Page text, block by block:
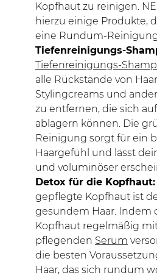
Kopfhaut zu reinigen.
hierzu einige Produkte,
eine Rundum-
Tiefenreinigungs-
Tiefenreinigungs-
alle Rückstände von
Stylingcreams und
zu entfernen, die sich
ablagern können. Die
Reinigung sorgt für ein
Haargefühl und lässt
und voluminöser
Detox für die Kopfhaut:
gepflegte Kopfhaut ist
gesundem Haar. Indem
Kopfhaut regelmäßig
pflegenden Serum
die besten
Haar, das sich rundum